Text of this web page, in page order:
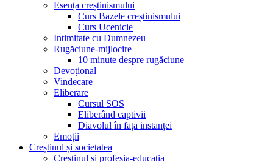
Esența creștinismului
Curs Bazele creștinismului
Curs Ucenicie
Intimitate cu Dumnezeu
Rugăciune-mijlocire
10 minute despre rugăciune
Devoțional
Vindecare
Eliberare
Cursul SOS
Eliberând captivii
Diavolul în fața instanței
Emoții
Creștinul și societatea
Creștinul și profesia-educația